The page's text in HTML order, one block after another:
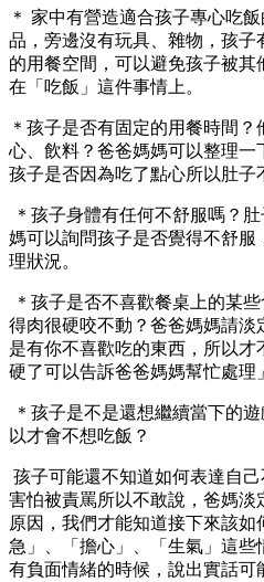
＊ 家中有營造適合孩子專心吃
品，旁邊沒有玩具、雜物，孩
的用餐空間，可以避免孩子被
在「吃飯」這件事情上。
＊孩子是否有固定的用餐時間
心、飲料？爸爸媽媽可以整理
孩子是否因為吃了點心所以肚子
＊孩子身體有任何不舒服嗎？
媽可以詢問孩子是否覺得不舒
理狀況。
＊孩子是否不喜歡餐桌上的某
得肉很硬咬不動？爸爸媽媽請
是有你不喜歡吃的東西，所以
硬了可以告訴爸爸媽媽幫忙處理
＊孩子是不是還想繼續當下的
以才會不想吃飯？
孩子可能還不知道如何表達自
害怕被責罵所以不敢說，爸媽
原因，我們才能知道接下來該
急」、「擔心」、「生氣」這
有負面情緒的時候，說出實話